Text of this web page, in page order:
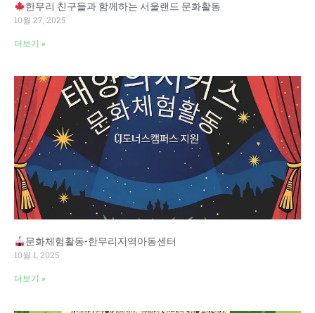
한무리 친구들과 함께하는 서울랜드 문화활동
10월 27, 2025
더보기 »
문화체험활동-한무리지역아동센터
10월 1, 2025
더보기 »